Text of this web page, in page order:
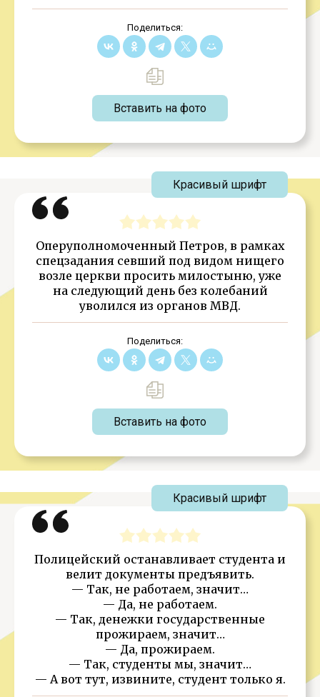
Поделиться:
Вставить на фото
Оперуполномоченный Петров, в рамках
спецзадания севший под видом нищего
возле церкви просить милостыню, уже
на следующий день без колебаний
уволился из органов МВД.
Поделиться:
Вставить на фото
Красивый шрифт
Полицейский останавливает студента и
велит документы предъявить.
— Так, не работаем, значит…
— Да, не работаем.
— Так, денежки государственные
прожираем, значит…
— Да, прожираем.
— Так, студенты мы, значит…
— А вот тут, извините, студент только я.
Красивый шрифт